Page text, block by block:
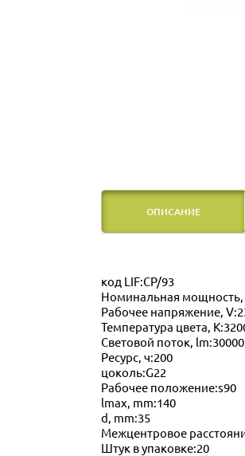
ОПИСАНИЕ
код LIF:CP/93
Номинальная мощность,
Рабочее напряжение,
Температура цвета,
Световой поток, lm:30000
Ресурс, ч:200
цоколь:G22
Рабочее положение:s90
lmax, mm:140
d, mm:35
Межцентровое
Штук в упаковке:20